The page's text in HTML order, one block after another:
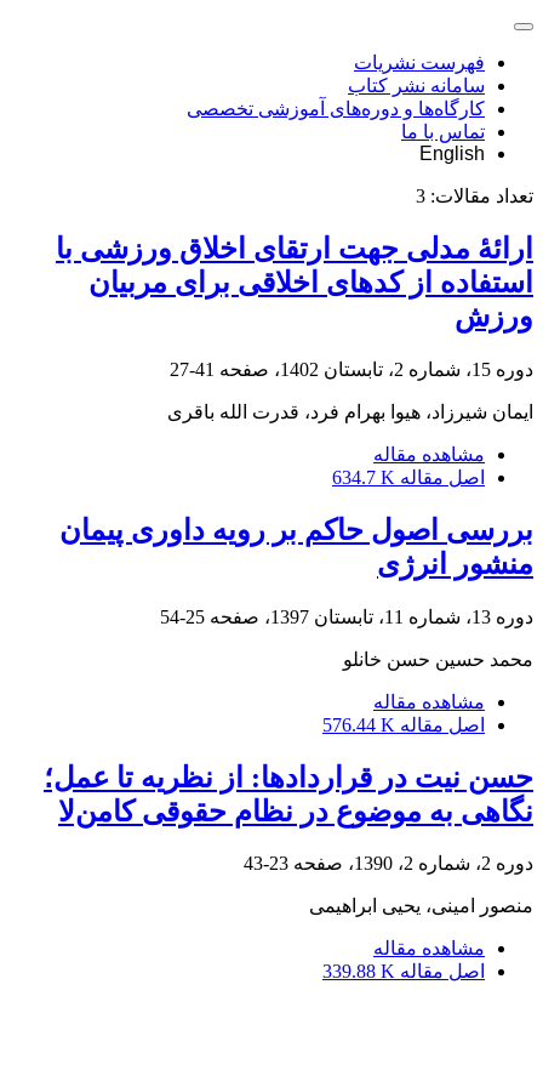
فهرست نشریات
سامانه نشر کتاب
کارگاه‌ها و دوره‌های آموزشی تخصصی
تماس با ما
English
تعداد مقالات: 3
ارائۀ مدلی جهت ارتقای اخلاق ورزشی با
استفاده از کدهای اخلاقی برای مربیان
ورزش
دوره 15، شماره 2، تابستان 1402، صفحه 41-27
ایمان شیرزاد، هیوا بهرام فرد، قدرت الله باقری
مشاهده مقاله
اصل مقاله 634.7 K
بررسی اصول حاکم بر رویه داوری پیمان
منشور انرژی
دوره 13، شماره 11، تابستان 1397، صفحه 25-54
محمد حسین حسن خانلو
مشاهده مقاله
اصل مقاله 576.44 K
حسن نیت در قراردادها: از نظریه تا عمل؛
نگاهی به موضوع در نظام حقوقی کامن‌لا
دوره 2، شماره 2، 1390، صفحه 23-43
منصور امینی، یحیی ابراهیمی
مشاهده مقاله
اصل مقاله 339.88 K